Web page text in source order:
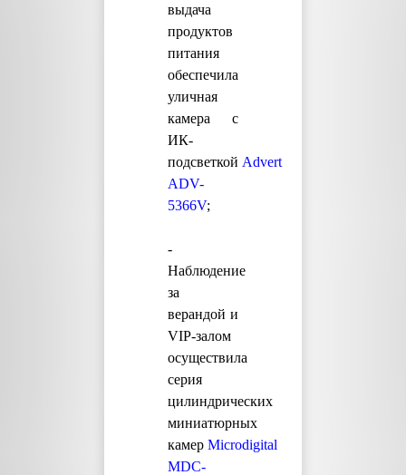
выдача
продуктов
питания
обеспечила
уличная
камера с
ИК-
подсветкой Advert
ADV-
5366V;
-
Наблюдение
за
верандой и
VIP-залом
осуществила
серия
цилиндрических
миниатюрных
камер Microdigital
MDC-